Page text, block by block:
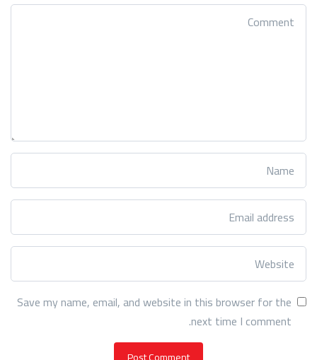
Save my name, email, and website in this browser for the
next time I comment.